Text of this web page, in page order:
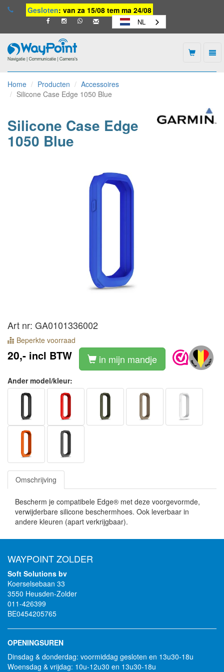
Gesloten: van za 15/08 tem ma 24/08
NL
-
naar
homepage
Home Producten
Accessoires
Silicone Case Edge 1050 Blue
Silicone Case Edge
1050 Blue
Art nr: GA0101336002
Beperkte voorraad
20,- incl BTW in mijn mandje
Ander model/kleur:
Omschrijving
Bescherm je compatibele Edge® met deze voorgevormde,
verwijderbare silicone beschermhoes. Ook leverbaar in
andere kleuren (apart verkrijgbaar).
WAYPOINT ZOLDER
Soft Solutions bv
Koerselsebaan 33
3550 Heusden-Zolder
011-426399
BE0454205765
OPENINGSUREN
Dinsdag & donderdag: voormiddag gesloten en 13u30-18u
Woensdag & vrijdag: 10u-12u30 en 13u30-18u